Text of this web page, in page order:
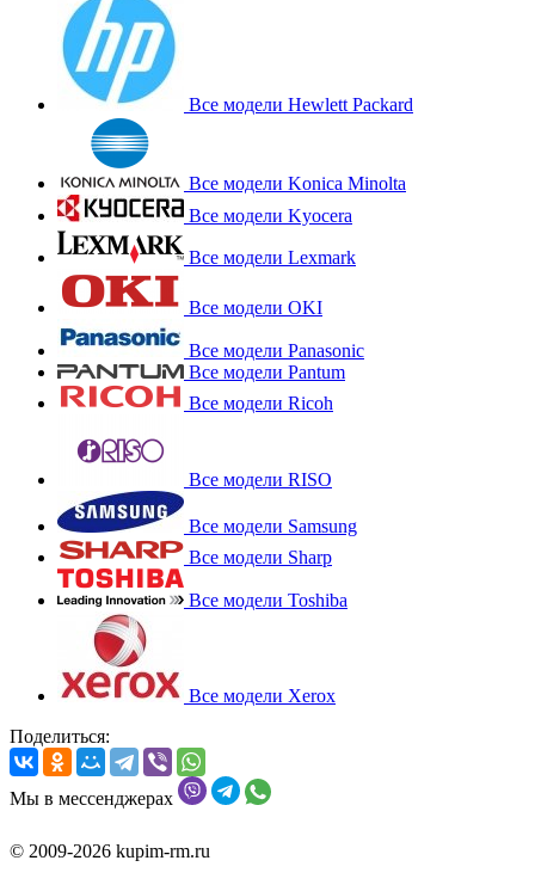
Все модели Hewlett Packard
Все модели Konica Minolta
Все модели Kyocera
Все модели Lexmark
Все модели OKI
Все модели Panasonic
Все модели Pantum
Все модели Ricoh
Все модели RISO
Все модели Samsung
Все модели Sharp
Все модели Toshiba
Все модели Xerox
Поделиться:
Мы в мессенджерах
© 2009-2026 kupim-rm.ru